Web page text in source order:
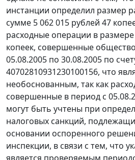
инстанции определил размер
сумме 5 062 015 рублей 47
расходные операции в
копеек, совершенные
05.08.2005 по 30.08.2005 по
40702810931230100156, что
необоснованным, так как
совершенные в период с
могут быть учтены при
налоговых санкций,
основании оспоренного
инспекции, в связи с тем, что